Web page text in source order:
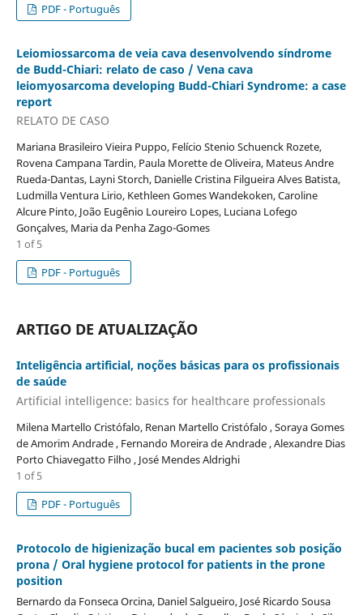
PDF - Português
Leiomiossarcoma de veia cava desenvolvendo síndrome
de Budd-Chiari: relato de caso / Vena cava
leiomyosarcoma developing Budd-Chiari Syndrome: a case
report
RELATO DE CASO
Mariana Brasileiro Vieira Puppo, Felício Stenio Schuenck Rozete,
Rovena Campana Tardin, Paula Morette de Oliveira, Mateus Andre
Rueda-Dantas, Layni Storch, Danielle Cristina Filgueira Alves Batista,
Ludmilla Ventura Lirio, Kethleen Gomes Wandekoken, Caroline
Alcure Pinto, João Eugênio Loureiro Lopes, Luciana Lofego
Gonçalves, Maria da Penha Zago-Gomes
1 of 5
PDF - Português
ARTIGO DE ATUALIZAÇÃO
Inteligência artificial, noções básicas para os profissionais
de saúde
Artificial intelligence: basics for healthcare professionals
Milena Martello Cristófalo, Renan Martello Cristófalo , Soraya Gomes
de Amorim Andrade , Fernando Moreira de Andrade , Alexandre Dias
Porto Chiavegatto Filho , José Mendes Aldrighi
1 of 5
PDF - Português
Protocolo de higienização bucal em pacientes sob posição
prona / Oral hygiene protocol for patients in the prone
position
Bernardo da Fonseca Orcina, Daniel Salgueiro, José Ricardo Sousa